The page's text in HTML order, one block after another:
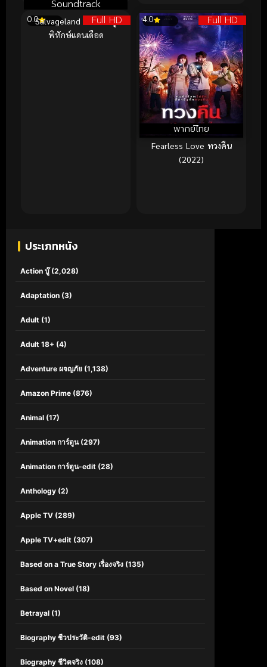
Full HD
Soundtrack
0.0Salvageland (2025) ผู้
พิทักษ์แดนเดือด
Full HD
พากย์ไทย
4.0
Fearless Love ทวงคืน
(2022)
ประเภทหนัง
Action บู๊(2,028)
Adaptation (3)
Adult (1)
Adult 18+ (4)
Adventure ผจญภัย (1,138)
Amazon Prime (876)
Animal (17)
Animation การ์ตูน(297)
Animation การ์ตูน-edit (28)
Anthology (2)
Apple TV (289)
Apple TV+edit (307)
Based on a True Story เรื่องจริง (135)
Based on Novel (18)
Betrayal (1)
Biography ชีวประวัติ-edit (93)
Biography ชีวิตจริง (108)